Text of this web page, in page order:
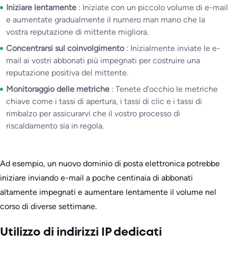
Iniziare lentamente : Iniziate con un piccolo volume di e-mail
e aumentate gradualmente il numero man mano che la
vostra reputazione di mittente migliora.
Concentrarsi sul coinvolgimento : Inizialmente inviate le e-
mail ai vostri abbonati più impegnati per costruire una
reputazione positiva del mittente.
Monitoraggio delle metriche : Tenete d’occhio le metriche
chiave come i tassi di apertura, i tassi di clic e i tassi di
rimbalzo per assicurarvi che il vostro processo di
riscaldamento sia in regola.
Ad esempio, un nuovo dominio di posta elettronica potrebbe
iniziare inviando e-mail a poche centinaia di abbonati
altamente impegnati e aumentare lentamente il volume nel
corso di diverse settimane.
Utilizzo di indirizzi IP dedicati